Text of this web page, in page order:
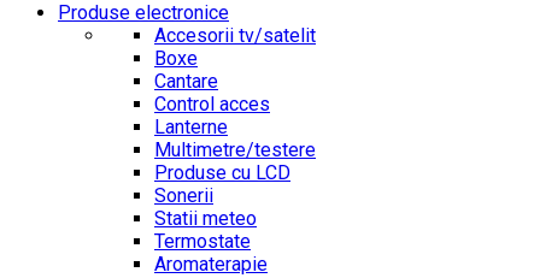
Produse electronice
Accesorii tv/satelit
Boxe
Cantare
Control acces
Lanterne
Multimetre/testere
Produse cu LCD
Sonerii
Statii meteo
Termostate
Aromaterapie